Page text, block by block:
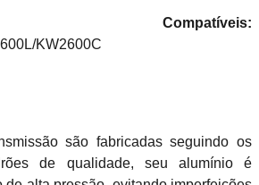
Compatíveis:
KW2600C
são fabricadas seguindo os
de qualidade, seu alumínio é